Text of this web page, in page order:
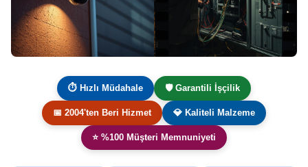
⏱ Hızlı Müdahale 🛡️ Garantili İşçilik
📅 2004'ten Beri Hizmet 💎 Kaliteli Malzeme
⭐ %100 Müşteri Memnuniyeti